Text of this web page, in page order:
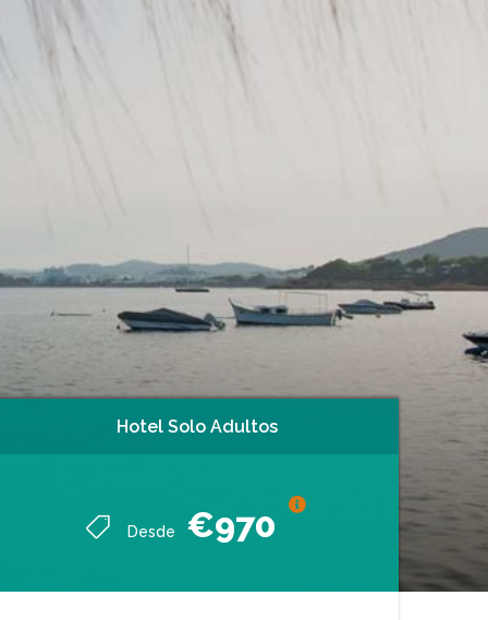
Hotel Solo Adultos
Desde €970
Hotel Solo Adultos
Desde €970